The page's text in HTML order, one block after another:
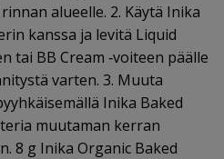
alueelle. 2. Käytä Inika
kanssa ja levitä Liquid
tai BB Cream ‑voiteen päälle
varten. 3. Muuta
Inika Baked
muutaman kerran
8 g Inika Organic Baked